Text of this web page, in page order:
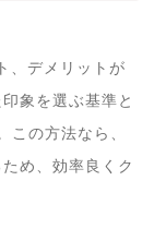
、デメリットが
象を選ぶ基準と
の方法なら、
め、効率良くク